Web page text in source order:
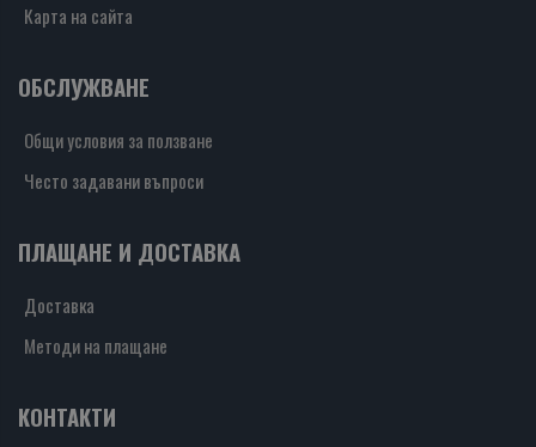
Карта на сайта
ОБСЛУЖВАНЕ
Общи условия за ползване
Често задавани въпроси
ПЛАЩАНЕ И ДОСТАВКА
Доставка
Методи на плащане
КОНТАКТИ